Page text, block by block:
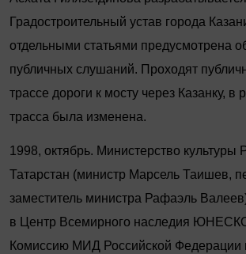
Градостроительный устав города
отдельными статьями пре­дусмотрена
публичных слушаний. Проходят
трассе дороги к мосту через Казанку, в
трасса была изменена.
1998, октябрь. Министерство культуры
Татарстан (министр Марсель Таишев,
заместитель министра Рафаэль
в Центр Всемирного наследия
Комиссию МИД Российской Федерации